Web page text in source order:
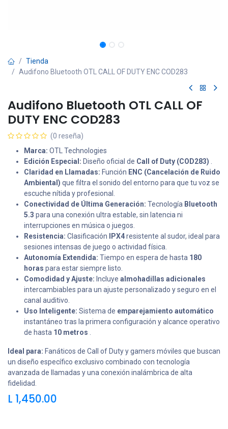
Tienda
Audifono Bluetooth OTL CALL OF DUTY ENC COD283
Audifono Bluetooth OTL CALL OF
DUTY ENC COD283
(0 reseña)
Marca: OTL Technologies
Edición Especial: Diseño oficial de Call of Duty (COD283)
Claridad en Llamadas: Función ENC (Cancelación de Ruido
Ambiental) que filtra el sonido del entorno para que tu voz se
escuche nítida y profesional.
Conectividad de Última Generación: Tecnología Bluetooth
5.3 para una conexión ultra estable, sin latencia ni
interrupciones en música o juegos.
Resistencia: Clasificación IPX4resistente al sudor, ideal para
sesiones intensas de juego o actividad física.
Autonomía Extendida: Tiempo en espera de hasta 180
horas para estar siempre listo.
Comodidad y Ajuste: Incluye almohadillas adicionales
intercambiables para un ajuste personalizado y seguro en el
canal auditivo.
Uso Inteligente: Sistema de emparejamiento automático
instantáneo tras la primera configuración y alcance operativo
de hasta 10 metros
Ideal para: Fanáticos de Call of Duty y gamers móviles que buscan
un diseño específico exclusivo combinado con tecnología
avanzada de llamadas y una conexión inalámbrica de alta
fidelidad.
L 1,450.00